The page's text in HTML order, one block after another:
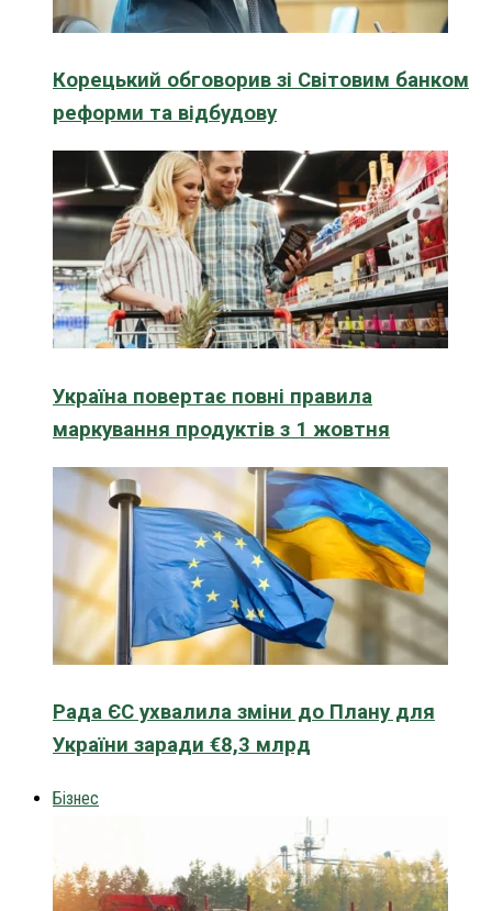
Корецький обговорив зі Світовим банком
реформи та відбудову
Україна повертає повні правила
маркування продуктів з 1 жовтня
Рада ЄС ухвалила зміни до Плану для
України заради €8,3 млрд
Бізнес